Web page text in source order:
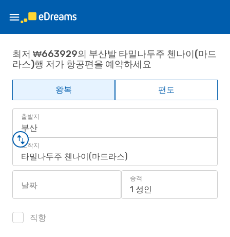
최저 ₩663929의 부산발 타밀나두주 첸나이(마드
라스)행 저가 항공편을 예약하세요
왕복 편도
출발지
부산
도착지
타밀나두주 첸나이(마드라스)
날짜
승객
1 성인
직항